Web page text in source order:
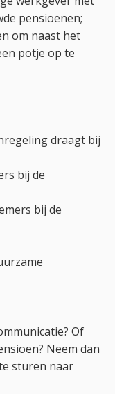
pensioenen;
om naast het
potje op te
draagt bij
bij de
bij de
Of
Neem dan
sturen naar